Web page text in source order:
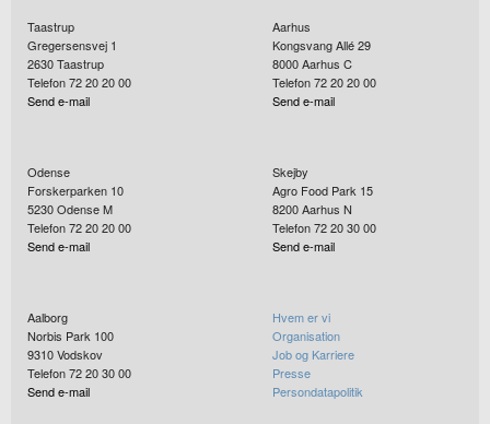
Taastrup
Gregersensvej 1
2630Taastrup
Telefon 72 20 20 00
Send e-mail
Aarhus
Kongsvang Allé 29
8000Aarhus C
Telefon 72 20 20 00
Send e-mail
Odense
Forskerparken 10
5230Odense M
Telefon 72 20 20 00
Send e-mail
Skejby
Agro Food Park 15
8200Aarhus N
Telefon 72 20 30 00
Send e-mail
Aalborg
Norbis Park 100
9310Vodskov
Telefon 72 20 30 00
Send e-mail
Hvem er vi
Organisation
Job og Karriere
Presse
Persondatapolitik